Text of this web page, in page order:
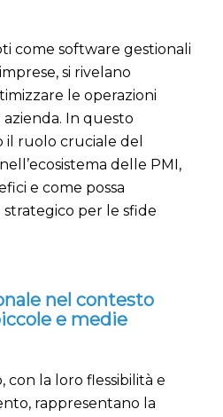
come software gestionali
si rivelano
le operazioni
In questo
il ruolo cruciale del
delle PMI,
e come possa
per le sfide
nel contesto
e medie
con la loro flessibilità e
rappresentano la